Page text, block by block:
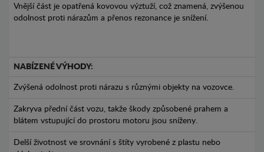
Vnější část je opatřená kovovou výztuží, což znamená, zvýšenou
odolnost proti nárazům a přenos rezonance je snížení.
NABÍZENÉ VÝHODY:
Zvýšená odolnost proti nárazu s různými objekty na vozovce.
Zakryva přední část vozu, takže škody způsobené prahem a
blátem vstupující do prostoru motoru jsou sníženy.
Delší životnost ve srovnání s štíty vyrobené z plastu nebo